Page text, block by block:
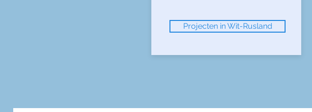
Projecten in Wit-Rusland